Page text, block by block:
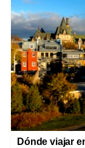
Dónde viajar